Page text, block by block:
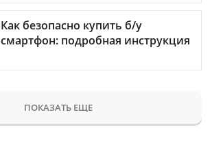
Как безопасно купить б/у
смартфон: подробная инструкция
ПОКАЗАТЬ ЕЩЕ